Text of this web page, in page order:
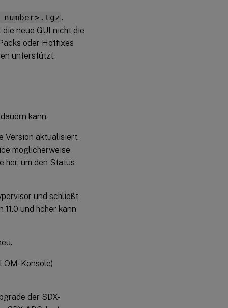
.
neue GUI nicht die
oder Hotfixes
unterstützt.
kann.
Version aktualisiert.
möglicherweise
her, um den Status
und schließt
und höher kann
Konsole)
der SDX-